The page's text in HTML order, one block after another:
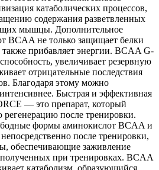
катаболических процессов,
содержания разветвленных
мышцы. Дополнительное
BCAA не только защищает белки
прибавляет энергии. BCAA G-
увеличивает резервную
отрицательные последствия
Благодаря этому можно
Быстрая и эффективная
— это препарат, который
регенерацию после тренировки.
формы аминокислот BCAA и
после тренировки,
обеспечивающие заживление
при тренировках. BCAA
катаболизм, образующийся